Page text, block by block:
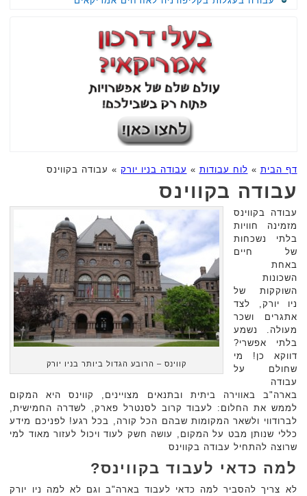
דף הבית » לוח עבודות » עבודה בניו יורק » עבודה בקווינס
עבודה בקווינס
קווינס – הרובע הגדול ביותר בניו יורק
עבודה בקווינס
מזמינה חוויות
בלתי נשכחות
של חיים
באחת
השכונות
השוקקות של
ניו יורק, לצד
אתגרים ושכר
מעולה. נשמע
בלתי אפשרי?
דווקא כן! מי
שחולם על
עבודה
בארה"ב באווירה ביתית ובתנאים מצויינים, קווינס היא המקום
לממש את החלום: לעבוד קרוב לסנטרל פארק, לשדרה החמישית,
לברודווי ולשאר המקומות שבהם הכל קורה, בכל רגע! לפניכם מידע
כללי שנותן מבט על המקום, עושה חשק לעוד ויכול לעזור מאוד למי
שרוצה להתחיל עבודה בקווינס
למה כדאי לעבוד בקווינס?
לא צריך להסביר למה כדאי לעבוד בארה"ב וגם לא למה ניו יורק